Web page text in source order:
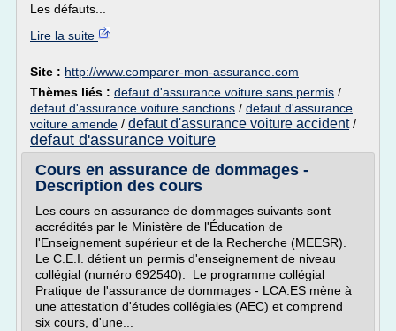
Les défauts...
Lire la suite
Site : http://www.comparer-mon-assurance.com
Thèmes liés : defaut d'assurance voiture sans permis /
defaut d'assurance voiture sanctions / defaut d'assurance
voiture amende / defaut d'assurance voiture accident/
defaut d'assurance voiture
Cours en assurance de dommages -
Description des cours
Les cours en assurance de dommages suivants sont
accrédités par le Ministère de l'Éducation de
l'Enseignement supérieur et de la Recherche (MEESR).
Le C.E.I. détient un permis d'enseignement de niveau
collégial (numéro 692540). Le programme collégial
Pratique de l'assurance de dommages - LCA.ES mène à
une attestation d'études collégiales (AEC) et comprend
six cours, d'une...